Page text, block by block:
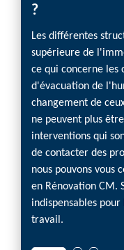
?
Les différentes
supérieure de
ce qui concerne les
d'évacuation de
changement de
ne peuvent plus
interventions qui
de contacter des
nous pouvons vous
en Rénovation CM.
indispensables
travail.